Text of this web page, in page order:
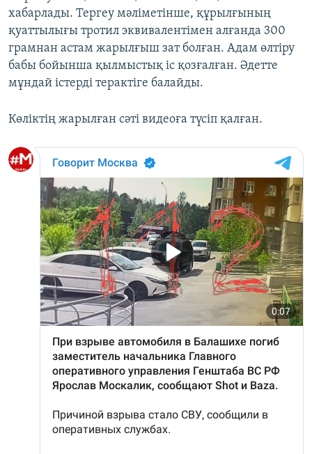
хабарлады. Тергеу мәліметінше, құрылғының
қуаттылығы тротил эквивалентімен алғанда 300
грамнан астам жарылғыш зат болған. Адам өлтіру
бабы бойынша қылмыстық іс қозғалған. Әдетте
мұндай істерді терактіге балайды.
Көліктің жарылған сәті видеоға түсіп қалған.